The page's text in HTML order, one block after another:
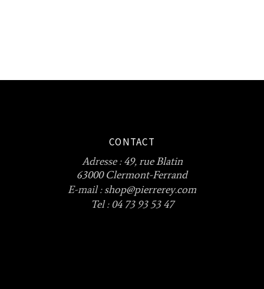
CONTACT
Adresse :49, rue Blatin
63000 Clermont-Ferrand
E-mail :shop@pierrerey.com
Tel : 04 73 93 53 47